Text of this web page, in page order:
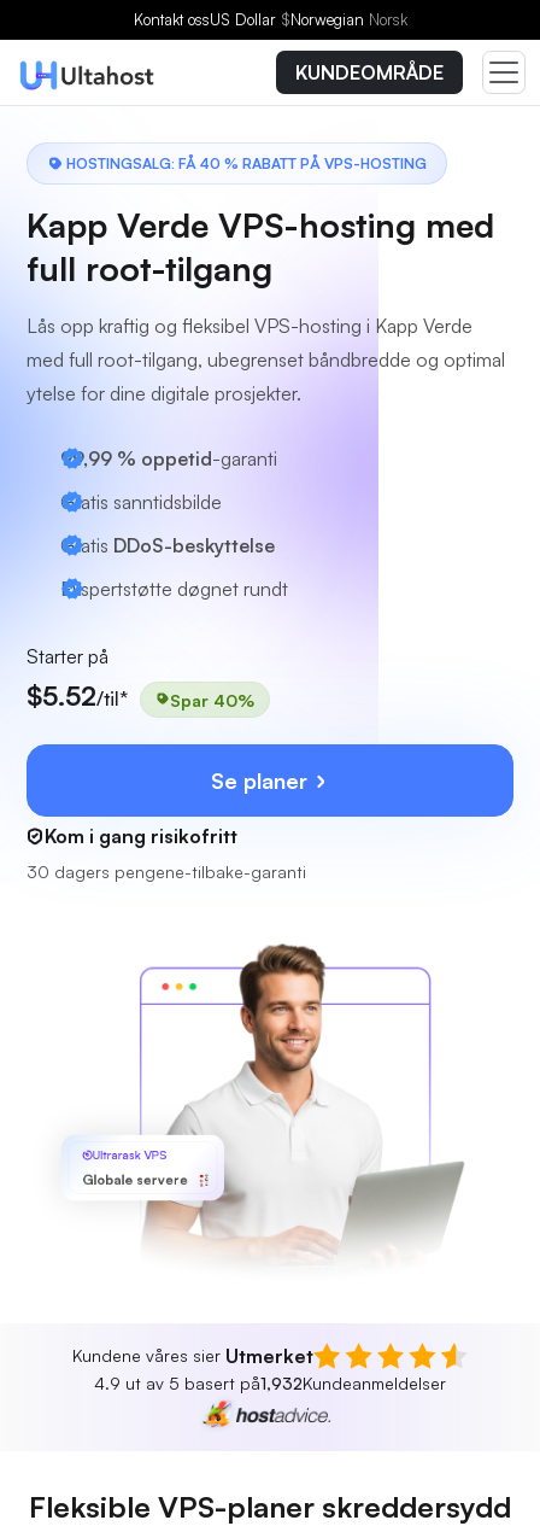
Kontakt ossUS Dollar $Norwegian Norsk
KUNDEOMRÅDE
HOSTINGSALG: FÅ 40 % RABATT PÅ VPS-HOSTING
Kapp Verde VPS-hosting med
full root-tilgang
Lås opp kraftig og fleksibel VPS-hosting i Kapp Verde
med full root-tilgang, ubegrenset båndbredde og optimal
ytelse for dine digitale prosjekter.
99,99 % oppetid-garanti
Gratis sanntidsbilde
Gratis DDoS-beskyttelse
Ekspertstøtte døgnet rundt
Starter på
$5.52/til* Spar 40%
Se planer
Kom i gang risikofritt
30 dagers pengene-tilbake-garanti
Ultrarask VPS
Globale servere
Kundene våres sier Utmerket
4.9 ut av 5 basert på1,932Kundeanmeldelser
Fleksible VPS-planer skreddersydd